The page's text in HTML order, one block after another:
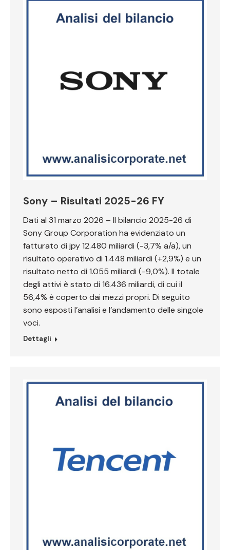
Sony – Risultati 2025-26 FY
Dati al 31 marzo 2026 – Il bilancio 2025-26 di
Sony Group Corporation ha evidenziato un
fatturato di jpy 12.480 miliardi (-3,7% a/a), un
risultato operativo di 1.448 miliardi (+2,9%) e un
risultato netto di 1.055 miliardi (-9,0%). Il totale
degli attivi è stato di 16.436 miliardi, di cui il
56,4% è coperto dai mezzi propri. Di seguito
sono esposti l’analisi e l’andamento delle singole
voci.
Dettagli